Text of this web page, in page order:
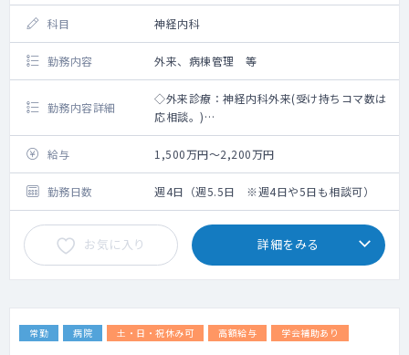
科目 神経内科
勤務内容 外来、病棟管理 等
勤務内容詳細
◇外来診療：神経内科外来(受け持ちコマ数は
応相談。)
◇病棟管理 受け持ち数：応相談
◇当直 原則週1回。救急外来は通常日も当番
日も脳神経外科疾患のみの対応
給与 1,500万円～2,200万円
勤務日数 週4日（週5.5日 ※週4日や5日も相談可）
お気に入り 詳細をみる
常勤 病院 土・日・祝休み可 高額給与 学会補助あり